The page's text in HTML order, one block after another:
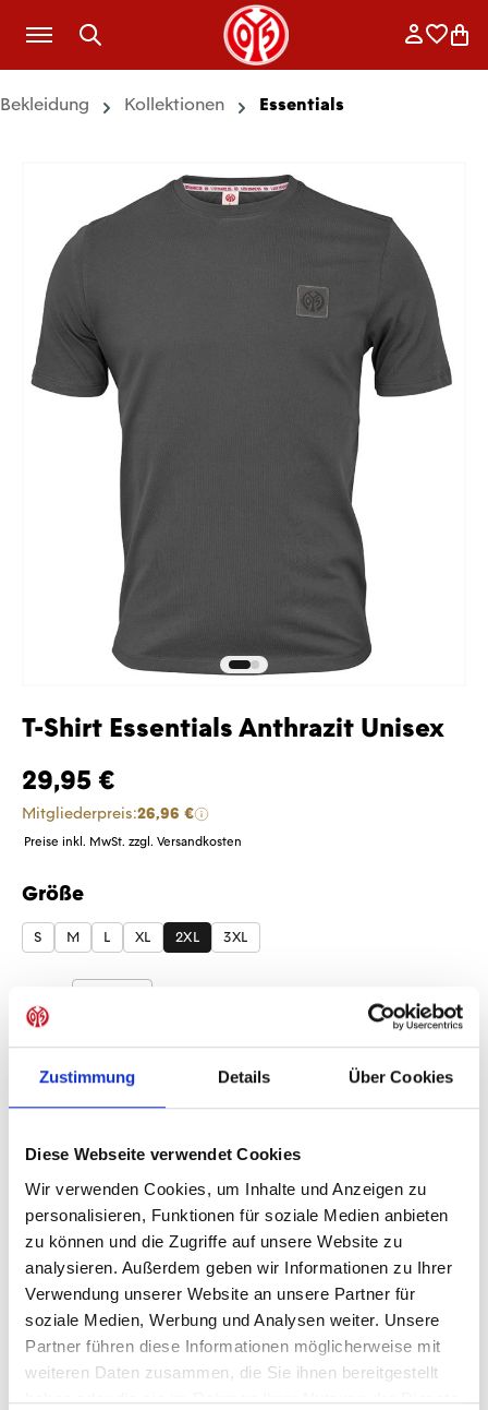
Zustimmung Details Über Cookies
Diese Webseite verwendet Cookies
Wir verwenden Cookies, um Inhalte und Anzeigen zu
personalisieren, Funktionen für soziale Medien anbieten
zu können und die Zugriffe auf unsere Website zu
analysieren. Außerdem geben wir Informationen zu Ihrer
Verwendung unserer Website an unsere Partner für
soziale Medien, Werbung und Analysen weiter. Unsere
Partner führen diese Informationen möglicherweise mit
weiteren Daten zusammen, die Sie ihnen bereitgestellt
haben oder die sie im Rahmen Ihrer Nutzung der Dienste
Zum Hauptinhalt springen
Bekleidung Kollektionen Essentials
T-Shirt Essentials Anthrazit Unisex
29,95 €
Mitgliederpreis:26,96 €
Preise inkl. MwSt. zzgl. Versandkosten
Größe
auswählen
S M L XL 2XL 3XL
Produkt Anzahl: Gib den gewünschten
Sofort verfügbar, Lieferzeit: 1-3 Tage
IN DEN WARENKORB
Produktdetails
ÄHNLICHE PRODUKTE